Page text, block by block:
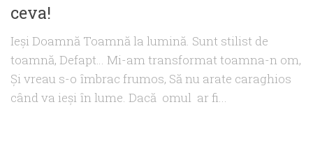
ceva!
Ieşi Doamnă Toamnă la lumină. Sunt stilist de
toamnă, Defapt… Mi-am transformat toamna-n om,
Şi vreau s-o îmbrac frumos, Să nu arate caraghios
când va ieşi în lume. Dacă omul ar fi...